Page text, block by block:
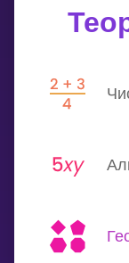
Показати більше